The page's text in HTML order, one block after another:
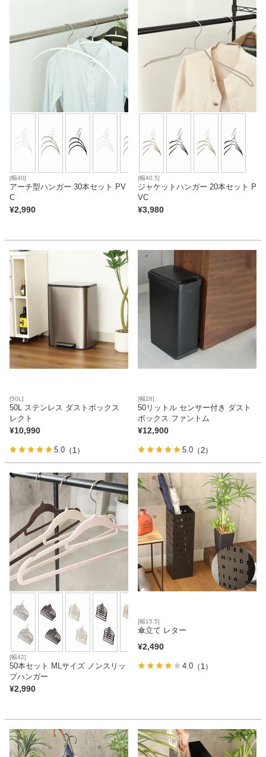
[幅40]
アーチ型ハンガー 30本セット PV
C
¥2,990
[幅40.5]
ジャケットハンガー 20本セット P
VC
¥3,980
[50L]
50L ステンレス ダストボックス
レクト
¥10,990
5.0 （1）
[幅26]
50リットル センサー付き ダスト
ボックス ファントム
¥12,900
5.0 （2）
[幅42]
50本セット MLサイズ ノンスリッ
プハンガー
¥2,990
[幅15.5]
傘立て レター
¥2,490
4.0 （1）